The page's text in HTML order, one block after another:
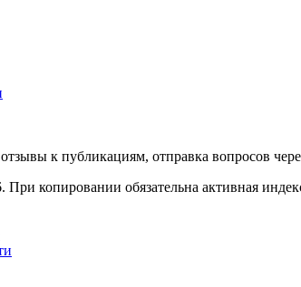
к публикациям, отправка вопросов
копировании обязательна активная